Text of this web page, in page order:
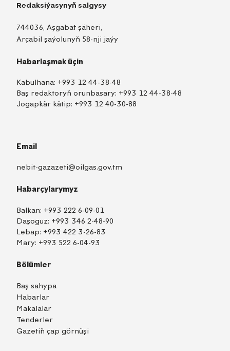
Redaksiýasynyň salgysy
744036, Aşgabat şäheri,
Arçabil şaýolunyň 58-nji jaýy
Habarlaşmak üçin
Kabulhana: +993 12 44-38-48
Baş redaktoryň orunbasary: +993 12 44-38-48
Jogapkär kätip: +993 12 40-30-88
Email
nebit-gazazeti@oilgas.gov.tm
Habarçylarymyz
Balkan: +993 222 6-09-01
Daşoguz: +993 346 2-48-90
Lebap: +993 422 3-26-83
Mary: +993 522 6-04-93
Bölümler
Baş sahypa
Habarlar
Makalalar
Tenderler
Gazetiň çap görnüşi